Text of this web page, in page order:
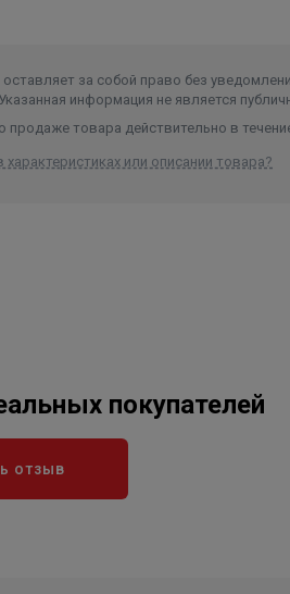
за собой право без
информация не является
товара действительно в
или описании товара?
покупателей
отзыв